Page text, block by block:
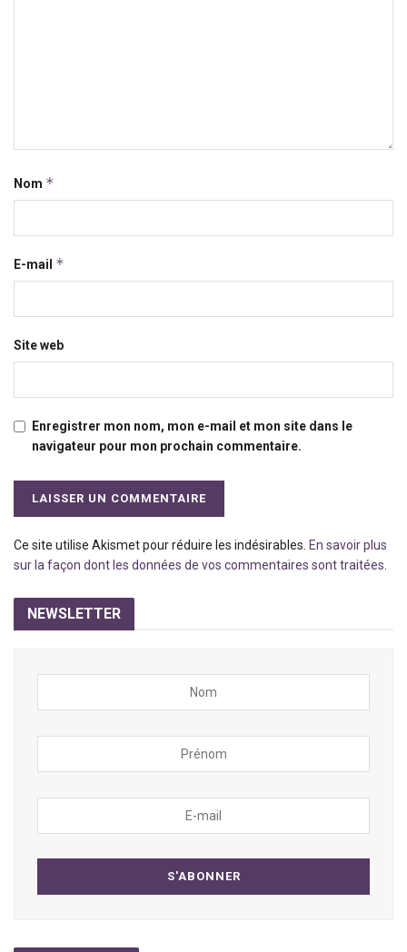
Nom *
E-mail *
Site web
Enregistrer mon nom, mon e-mail et mon site dans le
navigateur pour mon prochain commentaire.
Ce site utilise Akismet pour réduire les indésirables. En savoir plus
sur la façon dont les données de vos commentaires sont traitées
NEWSLETTER